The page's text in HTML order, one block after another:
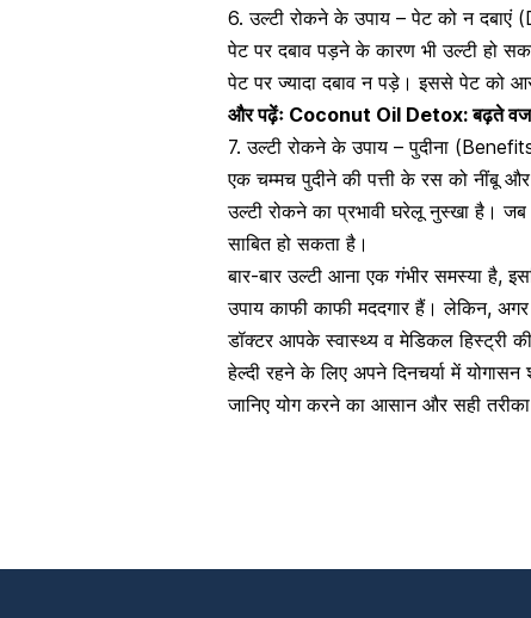
6. उल्टी रोकने के उपाय – पेट को न
पेट पर दबाव पड़ने के कारण भी उल्टी हो
पेट पर ज्यादा दबाव न पड़े। इससेपेट को
और पढ़ेंः Coconut Oil Detox: बढ़ते
7. उल्टी रोकने के उपाय – पुदीना
एक चम्मच पुदीने की पत्ती के रस को नींबू
उल्टी रोकने का प्रभावी घरेलू नुस्खा है।
साबित हो सकता है।
बार-बार उल्टी आना एक गंभीर समस्या है,
उपाय काफी काफी मददगार हैं। लेकिन,
डॉक्टर आपके स्वास्थ्य व मेडिकल हिस्ट्री
हेल्दी रहने के लिए अपने दिनचर्या में
जानिए योग करने का आसान और सही